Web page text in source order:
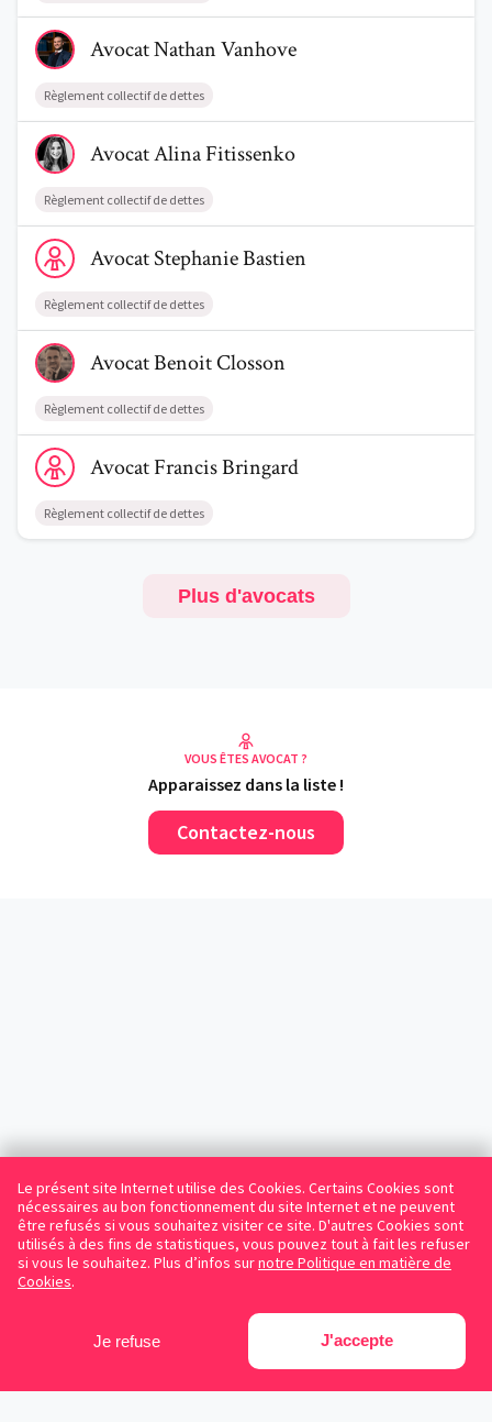
Le présent site Internet utilise des Cookies. Certains Cookies sont
nécessaires au bon fonctionnement du site Internet et ne peuvent
être refusés si vous souhaitez visiter ce site. D'autres Cookies sont
utilisés à des fins de statistiques, vous pouvez tout à fait les refuser
si vous le souhaitez. Plus d’infos surnotre Politique en matière de
Cookies.
Je refuse J'accepte
Voir le profil de AvocatNathan Vanhove
AvocatNathanVanhove
Règlement collectif de dettes
Voir le profil de AvocatAlina Fitissenko
AvocatAlinaFitissenko
Règlement collectif de dettes
Voir le profil de AvocatStephanie Bastien
AvocatStephanieBastien
Règlement collectif de dettes
Voir le profil de AvocatBenoit Closson
AvocatBenoitClosson
Règlement collectif de dettes
Voir le profil de AvocatFrancis Bringard
AvocatFrancisBringard
Règlement collectif de dettes
Plus d'avocats
VOUS ÊTES AVOCAT ?
Apparaissez dans la liste !
Contactez-nous